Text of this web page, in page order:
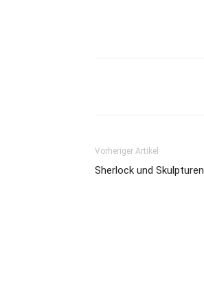
Vorheriger Artikel
Sherlock und Skulpturen